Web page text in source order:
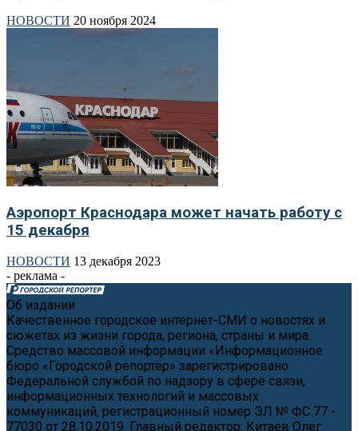
НОВОСТИ 20 ноября 2024
Аэропорт Краснодара может начать работу с
15 декабря
НОВОСТИ 13 декабря 2023
- реклама -
Об издании
Качественное городское интернет-СМИ о новостях и
сюжетах из жизни города, региона, страны и мира.
Средство массовой информации «Информационное
бюро «Городской репортёр» зарегистрировано
Федеральной службой по надзору в сфере связи,
информационных технологий и массовых
коммуникаций, регистрационный номер ЭЛ № ФС 77 -
77030 от 28.10.2019. Главный редактор: Китаев Олег